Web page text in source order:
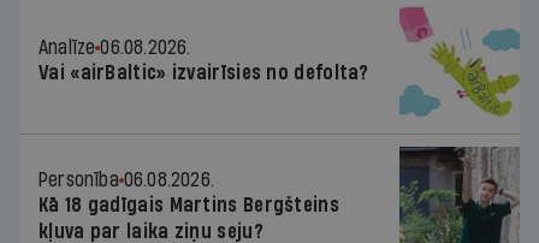
Analīze 06.08.2026.
Vai «airBaltic» izvairīsies no defolta?
Personība 06.08.2026.
Kā 18 gadīgais Martins Bergšteins
kļuva par laika ziņu seju?